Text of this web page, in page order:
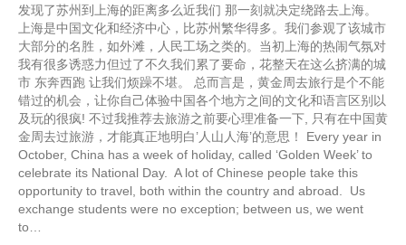
发现了苏州到上海的距离多么近我们 那一刻就决定绕路去上海。
上海是中国文化和经济中心，比苏州繁华得多。我们参观了该城市
大部分的名胜，如外滩，人民工场之类的。当初上海的热闹气氛对
我有很多诱惑力但过了不久我们累了要命，花整天在这么挤满的城
市 东奔西跑 让我们烦躁不堪。 总而言是，黄金周去旅行是个不能
错过的机会，让你自己体验中国各个地方之间的文化和语言区别以
及玩的很疯! 不过我推荐去旅游之前要心理准备一下, 只有在中国黄
金周去过旅游，才能真正地明白’人山人海’的意思！ Every year in
October, China has a week of holiday, called ‘Golden Week’ to
celebrate its National Day. A lot of Chinese people take this
opportunity to travel, both within the country and abroad. Us
exchange students were no exception; between us, we went
to…